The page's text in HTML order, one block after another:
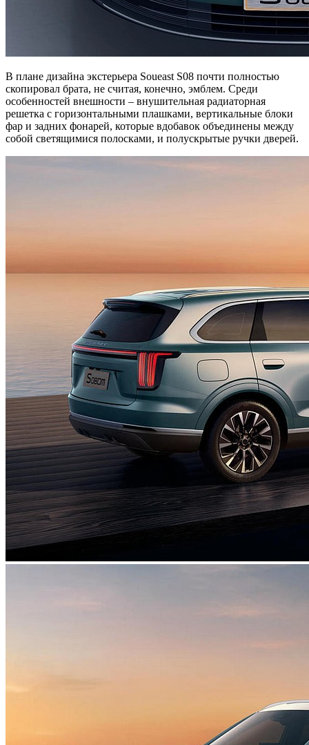
В плане дизайна экстерьера Soueast S08 почти полностью
скопировал брата, не считая, конечно, эмблем. Среди
особенностей внешности – внушительная радиаторная
решетка с горизонтальными плашками, вертикальные блоки
фар и задних фонарей, которые вдобавок объединены между
собой светящимися полосками, и полускрытые ручки дверей.